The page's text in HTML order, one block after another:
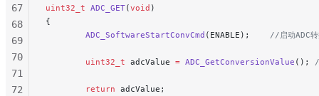
uint32_t ADC_GET(void )
{
        ADC_SoftwareStartConvCmd
(ENABLE);
//启动ADC转
        uint32_t
adcValue = ADC_GetConversionValue ();
        return
adcValue;
67
68
69
70
71
72